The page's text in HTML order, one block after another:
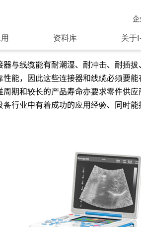
资料库 关于
与线缆能有耐潮湿、耐冲击、耐插
能，因此这些连接器和线缆必须要
期和较长的产品寿命亦要求零件供
行业中有着成功的应用经验、同时